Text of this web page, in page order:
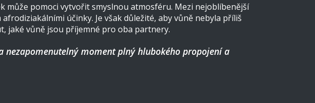
může pomoci vytvořit smyslnou atmosféru. Mezi nejoblíbenější
účinky. Je však důležité, aby vůně nebyla příliš
jaké vůně jsou příjemné pro oba partnery.
nezapomenutelný moment plný hlubokého propojení a